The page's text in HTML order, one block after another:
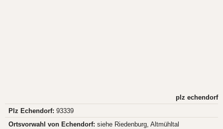
plz echendorf
Plz Echendorf: 93339
Ortsvorwahl von Echendorf: siehe Riedenburg, Altmühltal